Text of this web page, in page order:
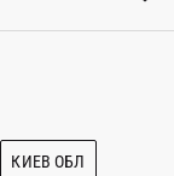
КИЕВ ОБЛ